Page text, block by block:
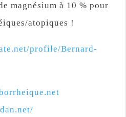
magnésium à 10 % pour
atopiques !
profile/Bernard-